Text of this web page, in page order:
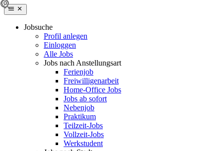
Jobsuche
Profil anlegen
Einloggen
Alle Jobs
Jobs nach Anstellungsart
Ferienjob
Freiwilligenarbeit
Home-Office Jobs
Jobs ab sofort
Nebenjob
Praktikum
Teilzeit-Jobs
Vollzeit-Jobs
Werkstudent